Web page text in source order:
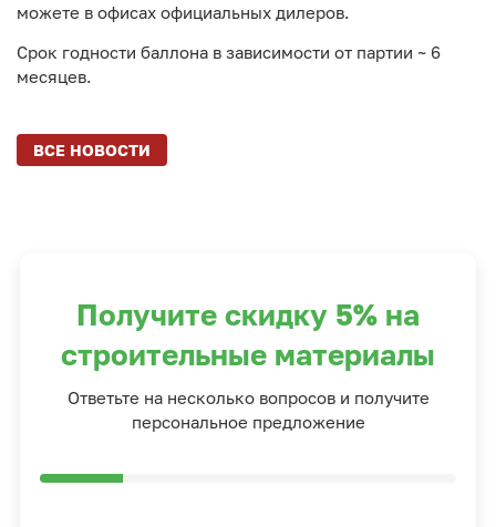
можете в офисах официальных дилеров.
Срок годности баллона в зависимости от партии ~ 6
месяцев.
ВСЕ НОВОСТИ
Получите скидку 5% на
строительные материалы
Ответьте на несколько вопросов и получите
персональное предложение